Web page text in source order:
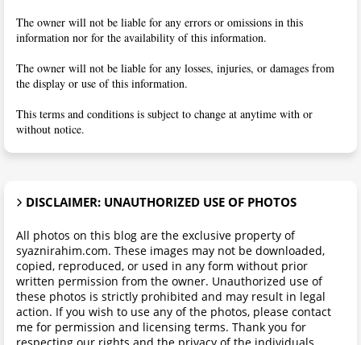
The owner will not be liable for any errors or omissions in this
information nor for the availability of this information.
The owner will not be liable for any losses, injuries, or damages from
the display or use of this information.
This terms and conditions is subject to change at anytime with or
without notice.
DISCLAIMER: UNAUTHORIZED USE OF PHOTOS
All photos on this blog are the exclusive property of
syaznirahim.com. These images may not be downloaded,
copied, reproduced, or used in any form without prior
written permission from the owner. Unauthorized use of
these photos is strictly prohibited and may result in legal
action. If you wish to use any of the photos, please contact
me for permission and licensing terms. Thank you for